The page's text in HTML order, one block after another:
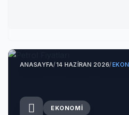
ANASAYFA/14 HAZIRAN 2026/
EKONOMI